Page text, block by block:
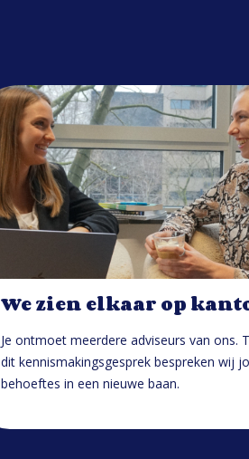
We zien elkaar op
Je ontmoet meerdere adviseurs van ons.
dit kennismakingsgesprek bespreken wij
behoeftes in een nieuwe baan.